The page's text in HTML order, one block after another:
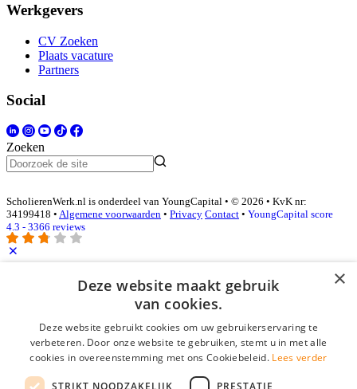
Werkgevers
CV Zoeken
Plaats vacature
Partners
Social
Zoeken
ScholierenWerk.nl is onderdeel van YoungCapital • © 2026 • KvK nr:
34199418 • Algemene voorwaarden • Privacy Contact • YoungCapital score
4.3 - 3366 reviews
Inloggen als bedrijf
Wachtwoord
×
Deze website maakt gebruik
van cookies.
Deze website gebruikt cookies om uw gebruikerservaring te
verbeteren. Door onze website te gebruiken, stemt u in met alle
cookies in overeenstemming met ons Cookiebeleid. Lees verder
STRIKT NOODZAKELIJK PRESTATIE